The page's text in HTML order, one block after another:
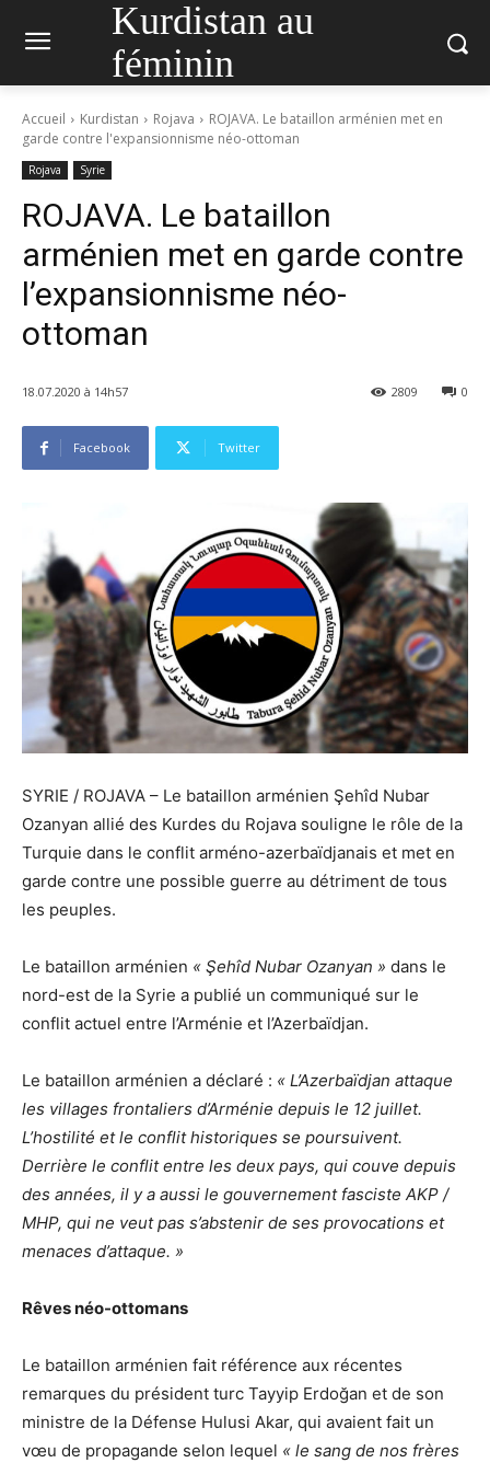
Kurdistan au
féminin
Accueil Kurdistan Rojava
ROJAVA. Le bataillon arménien met en
garde contre l'expansionnisme néo-ottoman
Rojava Syrie
ROJAVA. Le bataillon
arménien met en garde contre
l’expansionnisme néo-
ottoman
18.07.2020 à 14h57 0
2809
Facebook Twitter
SYRIE / ROJAVA – Le bataillon arménien Şehîd Nubar
Ozanyan allié des Kurdes du Rojava souligne le rôle de la
Turquie dans le conflit arméno-azerbaïdjanais et met en
garde contre une possible guerre au détriment de tous
les peuples.
Le bataillon arménien « Şehîd Nubar Ozanyan » dans le
nord-est de la Syrie a publié un communiqué sur le
conflit actuel entre l’Arménie et l’Azerbaïdjan.
Le bataillon arménien a déclaré : « L’Azerbaïdjan attaque
les villages frontaliers d’Arménie depuis le 12 juillet.
L’hostilité et le conflit historiques se poursuivent.
Derrière le conflit entre les deux pays, qui couve depuis
des années, il y a aussi le gouvernement fasciste AKP /
MHP, qui ne veut pas s’abstenir de ses provocations et
menaces d’attaque. »
Rêves néo-ottomans
Le bataillon arménien fait référence aux récentes
remarques du président turc Tayyip Erdoğan et de son
ministre de la Défense Hulusi Akar, qui avaient fait un
vœu de propagande selon lequel « le sang de nos frères